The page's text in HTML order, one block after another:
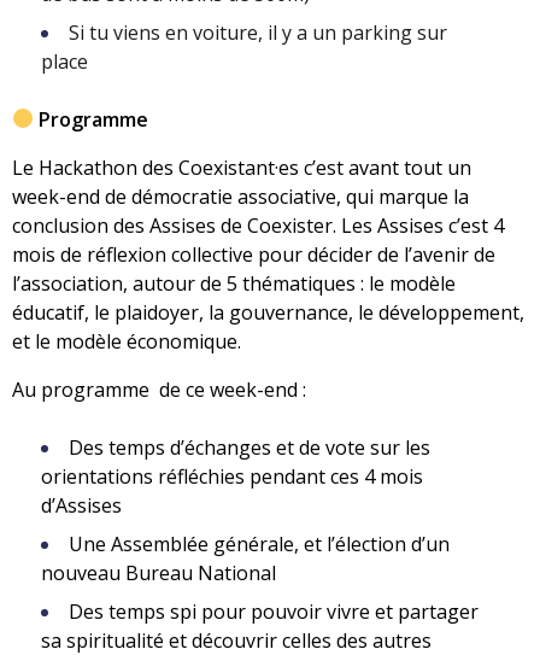
Si tu viens en voiture, il y a un parking sur
place
Programme
Le Hackathon des Coexistant·es c’est avant tout un
week-end de démocratie associative, qui marque la
conclusion des Assises de Coexister. Les Assises c’est 4
mois de réflexion collective pour décider de l’avenir de
l’association, autour de 5 thématiques : le modèle
éducatif, le plaidoyer, la gouvernance, le développement,
et le modèle économique.
Au programme de ce week-end :
Des temps d’échanges et de vote sur les
orientations réfléchies pendant ces 4 mois
d’Assises
Une Assemblée générale, et l’élection d’un
nouveau Bureau National
Des temps spi pour pouvoir vivre et partager
sa spiritualité et découvrir celles des autres